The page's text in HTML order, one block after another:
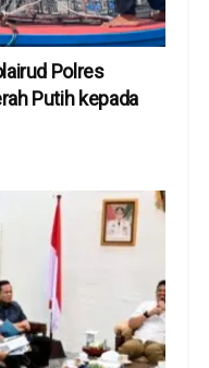
Polres
Putih kepada